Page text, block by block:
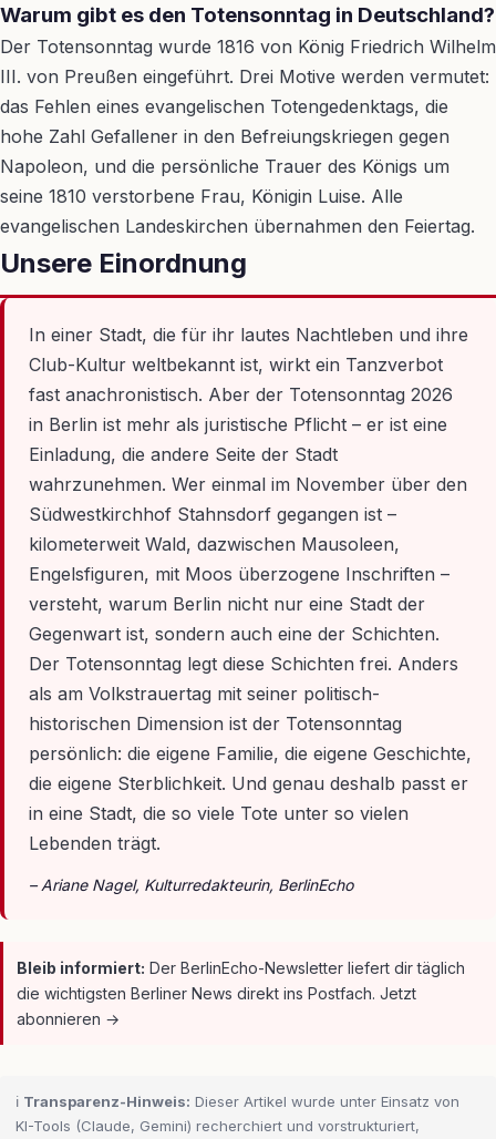
Warum gibt es den Totensonntag in Deutschland?
Der Totensonntag wurde 1816 von König Friedrich Wilhelm
III. von Preußen eingeführt. Drei Motive werden vermutet:
das Fehlen eines evangelischen Totengedenktags, die
hohe Zahl Gefallener in den Befreiungskriegen gegen
Napoleon, und die persönliche Trauer des Königs um
seine 1810 verstorbene Frau, Königin Luise. Alle
evangelischen Landeskirchen übernahmen den Feiertag.
Unsere Einordnung
In einer Stadt, die für ihr lautes Nachtleben und ihre
Club-Kultur weltbekannt ist, wirkt ein Tanzverbot
fast anachronistisch. Aber der Totensonntag 2026
in Berlin ist mehr als juristische Pflicht – er ist eine
Einladung, die andere Seite der Stadt
wahrzunehmen. Wer einmal im November über den
Südwestkirchhof Stahnsdorf gegangen ist –
kilometerweit Wald, dazwischen Mausoleen,
Engelsfiguren, mit Moos überzogene Inschriften –
versteht, warum Berlin nicht nur eine Stadt der
Gegenwart ist, sondern auch eine der Schichten.
Der Totensonntag legt diese Schichten frei. Anders
als am Volkstrauertag mit seiner politisch-
historischen Dimension ist der Totensonntag
persönlich: die eigene Familie, die eigene Geschichte,
die eigene Sterblichkeit. Und genau deshalb passt er
in eine Stadt, die so viele Tote unter so vielen
Lebenden trägt.
– Ariane Nagel, Kulturredakteurin, BerlinEcho
Bleib informiert: Der BerlinEcho-Newsletter liefert dir täglich
die wichtigsten Berliner News direkt ins Postfach. Jetzt
abonnieren →
ℹ️ Transparenz-Hinweis: Dieser Artikel wurde unter Einsatz von
KI-Tools (Claude, Gemini) recherchiert und vorstrukturiert,